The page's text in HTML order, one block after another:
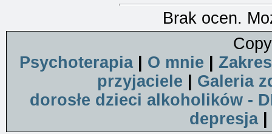
Brak ocen.
Psychoterapia| O mnie
przyjaciele
Galeria
dorosłe dzieci alkoholików -
depresja|